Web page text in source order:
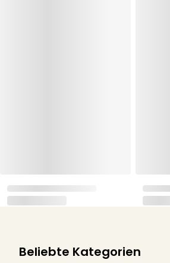
Beliebte Kategorien